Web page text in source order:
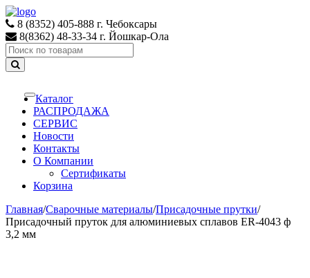
Skip
to
navigation
Skip
to
content
8 (8352) 405-888 г. Чебоксары
8(8362) 48-33-34 г. Йошкар-Ола
Search
for:
Toggle
navigation
Каталог
РАСПРОДАЖА
СЕРВИС
Новости
Контакты
О Компании
Сертификаты
Корзина
Главная/Сварочные материалы/Присадочные прутки/
Присадочный пруток для алюминиевых сплавов ER-4043 ф
3,2 мм